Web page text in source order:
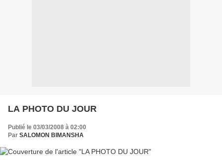
LA PHOTO DU JOUR
Publié le 03/03/2008 à 02:00
Par SALOMON BIMANSHA